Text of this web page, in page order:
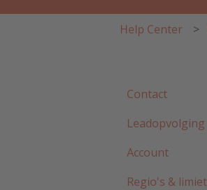
Help Center
Contact
Leadopvolging
Account
Regio's &